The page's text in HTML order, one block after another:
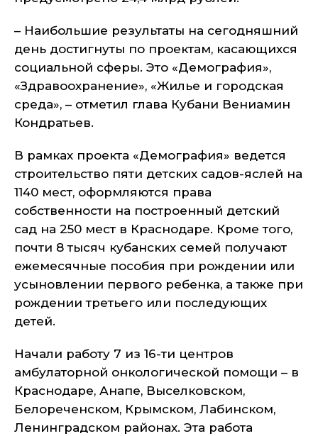
– Наибольшие результаты на сегодняшний
день достигнуты по проектам, касающихся
социальной сферы. Это «Демография»,
«Здравоохранение», «Жилье и городская
среда», – отметил глава Кубани Вениамин
Кондратьев.
В рамках проекта «Демография» ведется
строительство пяти детских садов-яслей на
1140 мест, оформляются права
собственности на построенный детский
сад на 250 мест в Краснодаре. Кроме того,
почти 8 тысяч кубанских семей получают
ежемесячные пособия при рождении или
усыновлении первого ребенка, а также при
рождении третьего или последующих
детей.
Начали работу 7 из 16-ти центров
амбулаторной онкологической помощи – в
Краснодаре, Анапе, Выселковском,
Белореченском, Крымском, Лабинском,
Ленинградском районах. Эта работа